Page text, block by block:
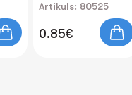
Artikuls: 80525
0.85€